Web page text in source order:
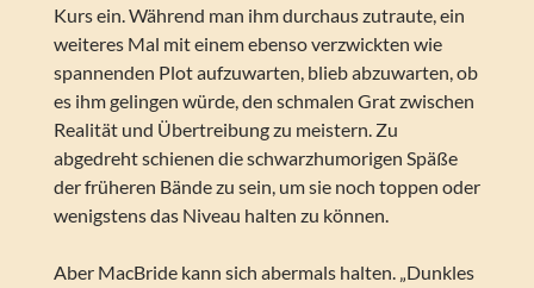
Kurs ein. Während man ihm durchaus zutraute, ein
weiteres Mal mit einem ebenso verzwickten wie
spannenden Plot aufzuwarten, blieb abzuwarten, ob
es ihm gelingen würde, den schmalen Grat zwischen
Realität und Übertreibung zu meistern. Zu
abgedreht schienen die schwarzhumorigen Späße
der früheren Bände zu sein, um sie noch toppen oder
wenigstens das Niveau halten zu können.
Aber MacBride kann sich abermals halten. „Dunkles